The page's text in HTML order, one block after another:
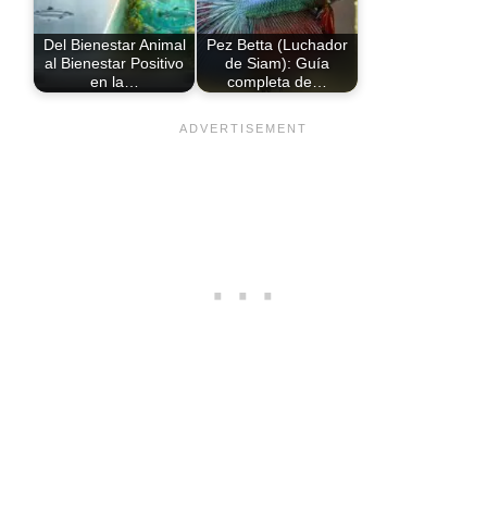
Del Bienestar Animal
al Bienestar Positivo
en la…
Pez Betta (Luchador
de Siam): Guía
completa de…